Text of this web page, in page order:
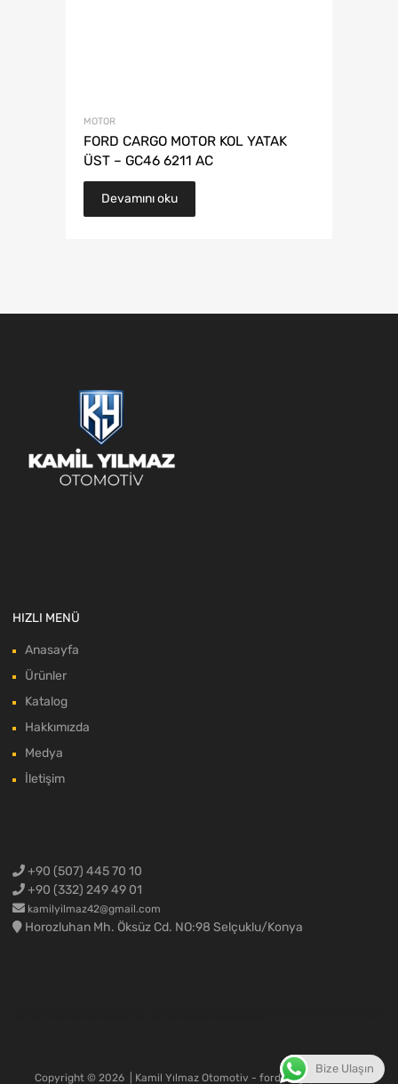
MOTOR
FORD CARGO MOTOR KOL YATAK
ÜST – GC46 6211 AC
Devamını oku
HIZLI MENÜ
Anasayfa
Ürünler
Katalog
Hakkımızda
Medya
İletişim
+90 (507) 445 70 10
+90 (332) 249 49 01
kamilyilmaz42@gmail.com
Horozluhan Mh. Öksüz Cd. NO:98 Selçuklu/Konya
Copyright © 2026 | Kamil Yılmaz Otomotiv - fordcargoparca.com
Bize Ulaşın